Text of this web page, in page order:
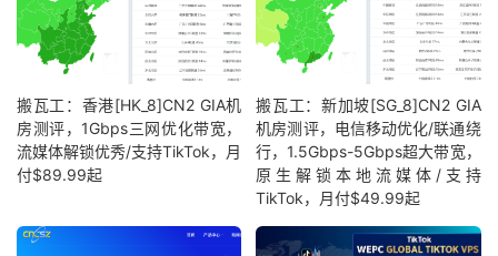
搬瓦工：香港[HK_8]CN2 GIA机
房测评，1Gbps三网优化带宽，
流媒体解锁优秀/支持TikTok，月
付$89.99起
搬瓦工：新加坡[SG_8]CN2 GIA
机房测评，电信移动优化/联通绕
行，1.5Gbps-5Gbps超大带宽，
原生解锁本地流媒体/支持
TikTok，月付$49.99起